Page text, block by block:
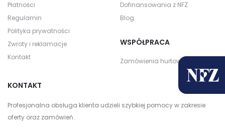
Płatności
Regulamin
Polityka prywatności
Zwroty i reklamacje
Kontakt
Dofinansowania z NFZ
Blog
WSPÓŁPRACA
Zamówienia hurtowe
KONTAKT
Profesjonalna obsługa klienta udzieli szybkiej pomocy w zakresie
oferty oraz zamówień.